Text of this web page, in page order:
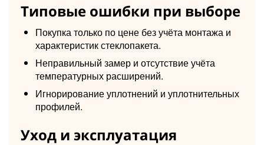
Типовые ошибки при выборе
Покупка только по цене без учёта монтажа и
характеристик стеклопакета.
Неправильный замер и отсутствие учёта
температурных расширений.
Игнорирование уплотнений и уплотнительных
профилей.
Уход и эксплуатация